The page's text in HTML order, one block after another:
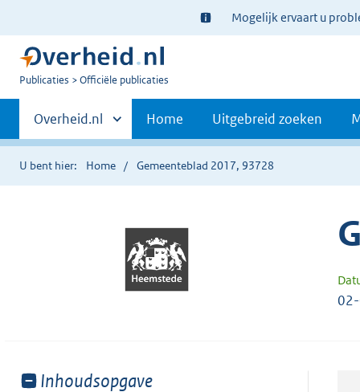
Ter
informatie:
Mogelijk ervaart u
U
Publicaties Officiële publicaties
Primaire
navigatie
Andere
sites
binnen
Overheid.nl Home Uitgebreid zoeken
U bent hier: Home Gemeenteblad 2017, 93728
Toon
Inhoudsopgave